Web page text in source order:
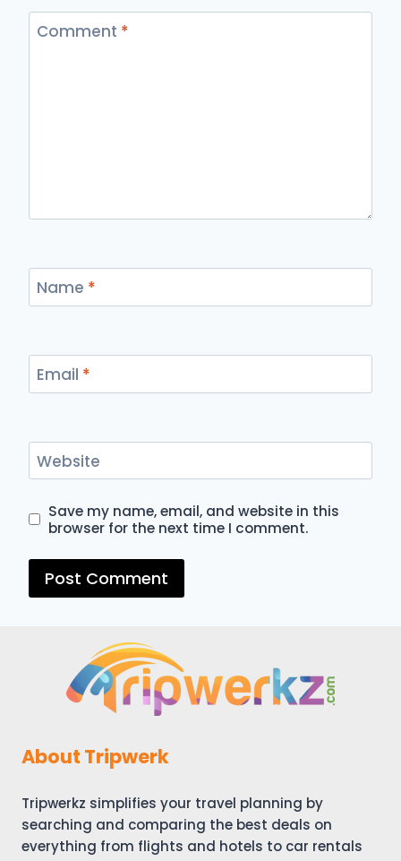
Comment *
Name *
Email *
Website
Save my name, email, and website in this
browser for the next time I comment.
About Tripwerk
Tripwerkz simplifies your travel planning by
searching and comparing the best deals on
everything from flights and hotels to car rentals